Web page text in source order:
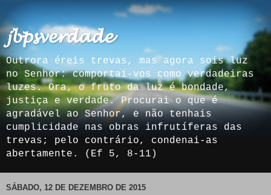
𝓳𝓫𝓹𝓼𝓿𝓮𝓻𝓭𝓪𝓭𝓮
Outrora éreis trevas, mas agora sois luz
no Senhor: comportai-vos como verdadeiras
luzes. Ora, o fruto da luz é bondade,
justiça e verdade. Procurai o que é
agradável ao Senhor, e não tenhais
cumplicidade nas obras infrutíferas das
trevas; pelo contrário, condenai-as
abertamente. (Ef 5, 8-11)
SÁBADO, 12 DE DEZEMBRO DE 2015